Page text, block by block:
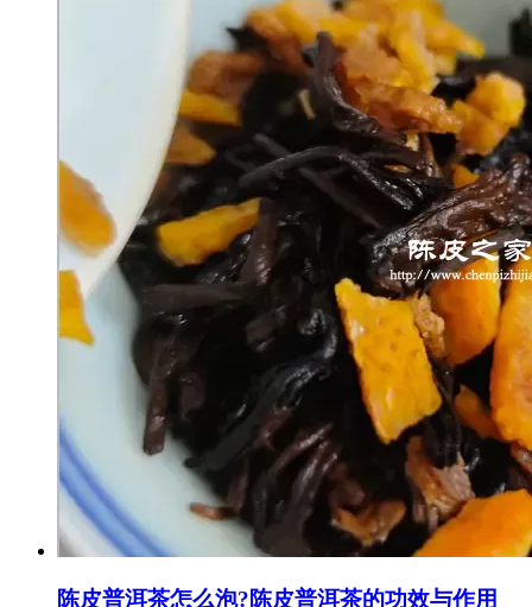
陈皮普洱茶怎么泡?陈皮普洱茶的功效与作用